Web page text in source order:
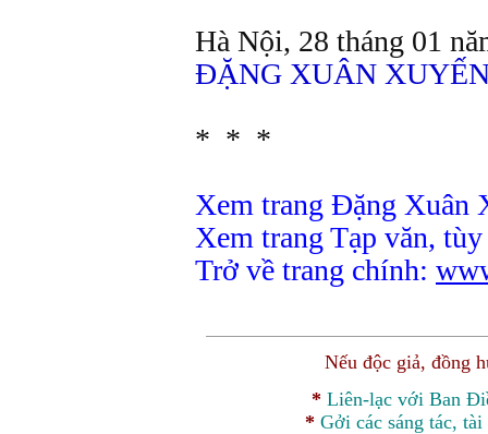
Hà Nội, 28 tháng 01
ĐẶNG XUÂN
* * *
Xem trang Đặng Xuân
Xem trang Tạp văn,
Trở về trang chính:
Nếu độc giả, đồng
* Liên-lạc với Ban
* Gởi các sáng tác,